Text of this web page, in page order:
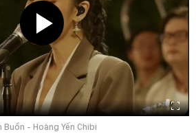
Buồn - Hoàng Yến Chibi